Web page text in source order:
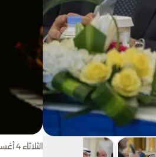
الثلاثاء 4 أغسطس 2026